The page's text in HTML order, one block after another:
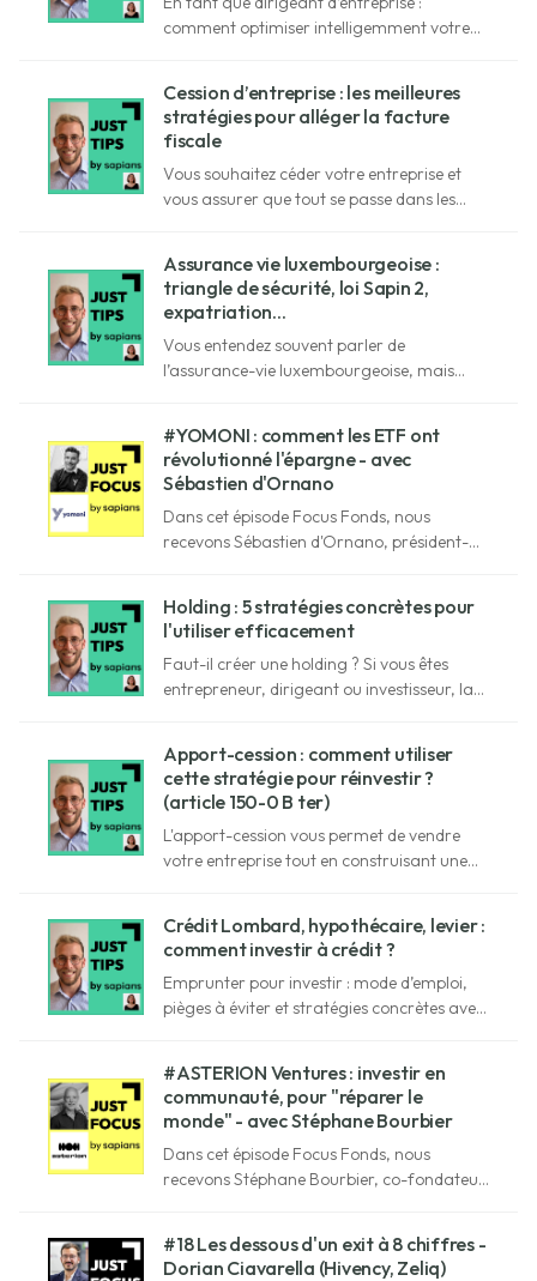
comment optimiser intelligemment votre
Cession d’entreprise : les meilleures
stratégies pour alléger la facture
fiscale
Vous souhaitez céder votre entreprise et
vous assurer que tout se passe dans les
Assurance vie luxembourgeoise :
triangle de sécurité, loi Sapin 2,
expatriation...
Vous entendez souvent parler de
l’assurance-vie luxembourgeoise, mais
Germain, family officer Sapians.
#YOMONI : comment les ETF ont
révolutionné l'épargne - avec
Sébastien d'Ornano
Dans cet épisode Focus Fonds, nous
recevons Sébastien d'Ornano, président-
Holding : 5 stratégies concrètes pour
l'utiliser efficacement
Faut-il créer une holding ? Si vous êtes
entrepreneur, dirigeant ou investisseur, la
Apport-cession : comment utiliser
cette stratégie pour réinvestir ?
(article 150-0 B ter)
L'apport-cession vous permet de vendre
votre entreprise tout en construisant une
Étienne de Saint Germain, family officer
Sapians.
Crédit Lombard, hypothécaire, levier :
comment investir à crédit ?
Emprunter pour investir : mode d’emploi,
pièges à éviter et stratégies concrètes avec
#ASTERION Ventures : investir en
communauté, pour "réparer le
monde" - avec Stéphane Bourbier
Dans cet épisode Focus Fonds, nous
recevons Stéphane Bourbier, co-fondateur
VC".
#18 Les dessous d'un exit à 8 chiffres -
Dorian Ciavarella (Hivency, Zeliq)